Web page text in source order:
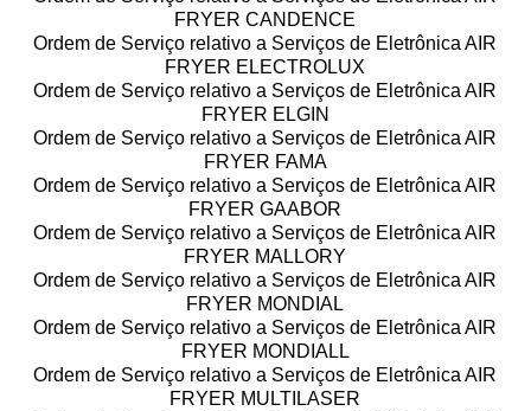
FRYER CANDENCE
Ordem de Serviço relativo a Serviços de Eletrônica AIR
FRYER ELECTROLUX
Ordem de Serviço relativo a Serviços de Eletrônica AIR
FRYER ELGIN
Ordem de Serviço relativo a Serviços de Eletrônica AIR
FRYER FAMA
Ordem de Serviço relativo a Serviços de Eletrônica AIR
FRYER GAABOR
Ordem de Serviço relativo a Serviços de Eletrônica AIR
FRYER MALLORY
Ordem de Serviço relativo a Serviços de Eletrônica AIR
FRYER MONDIAL
Ordem de Serviço relativo a Serviços de Eletrônica AIR
FRYER MONDIALL
Ordem de Serviço relativo a Serviços de Eletrônica AIR
FRYER MULTILASER